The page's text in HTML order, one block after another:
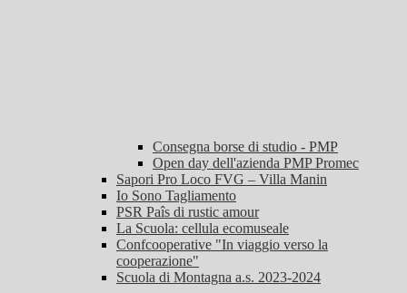
Consegna borse di studio - PMP
Open day dell'azienda PMP Promec
Sapori Pro Loco FVG – Villa Manin
Io Sono Tagliamento
PSR Paîs di rustic amour
La Scuola: cellula ecomuseale
Confcooperative "In viaggio verso la
cooperazione"
Scuola di Montagna a.s. 2023-2024